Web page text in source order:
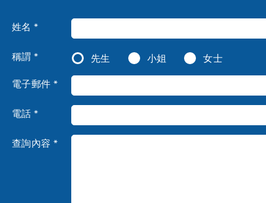
姓名 *
稱謂 * 先生 小姐
女士
電子郵件 *
電話 *
查詢內容 *